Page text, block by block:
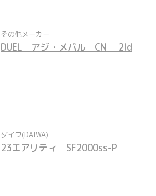
その他メーカー
DUEL　アジ・メバル　CN 　2ld
ダイワ(DAIWA)
23エアリティ　SF2000ss-P